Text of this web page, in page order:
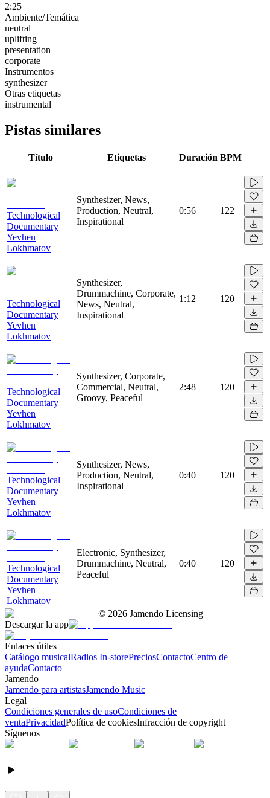
2:25
Ambiente/Temática
neutral
uplifting
presentation
corporate
Instrumentos
synthesizer
Otras etiquetas
instrumental
Pistas similares
Título Etiquetas Duración BPM
Technological
Documentary
Yevhen
Lokhmatov
Synthesizer, News,
Production, Neutral,
Inspirational
0:56 122
Technological
Documentary
Yevhen
Lokhmatov
Synthesizer,
Drummachine, Corporate,
News, Neutral,
Inspirational
1:12 120
Technological
Documentary
Yevhen
Lokhmatov
Synthesizer, Corporate,
Commercial, Neutral,
Groovy, Peaceful
2:48 120
Technological
Documentary
Yevhen
Lokhmatov
Synthesizer, News,
Production, Neutral,
Inspirational
0:40 120
Technological
Documentary
Yevhen
Lokhmatov
Electronic, Synthesizer,
Drummachine, Neutral,
Peaceful
0:40 120
© 2026 Jamendo Licensing
Descargar la app
Enlaces útiles
Catálogo musicalRadios In-storePreciosContactoCentro de
ayudaContacto
Jamendo
Jamendo para artistasJamendo Music
Legal
Condiciones generales de usoCondiciones de
ventaPrivacidadPolítica de cookiesInfracción de copyright
Síguenos